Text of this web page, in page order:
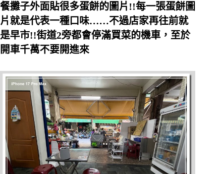
餐攤子外面貼很多蛋餅的圖片!!每一張蛋餅圖
片就是代表一種口味……不過店家再往前就
是早市!!街道2旁都會停滿買菜的機車，至於
開車千萬不要開進來